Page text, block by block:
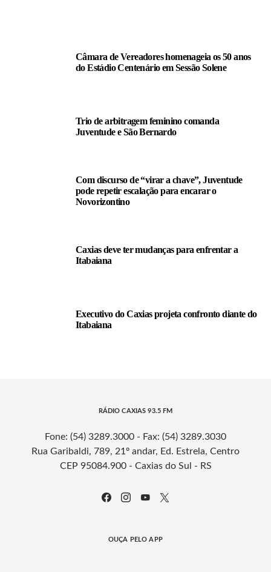
Câmara de Vereadores homenageia os 50 anos
do Estádio Centenário em Sessão Solene
Trio de arbitragem feminino comanda
Juventude e São Bernardo
Com discurso de “virar a chave”, Juventude
pode repetir escalação para encarar o
Novorizontino
Caxias deve ter mudanças para enfrentar a
Itabaiana
Executivo do Caxias projeta confronto diante do
Itabaiana
RÁDIO CAXIAS 93.5 FM
Fone: (54) 3289.3000 - Fax: (54) 3289.3030
Rua Garibaldi, 789, 21º andar, Ed. Estrela, Centro
CEP 95084.900 - Caxias do Sul - RS
OUÇA PELO APP